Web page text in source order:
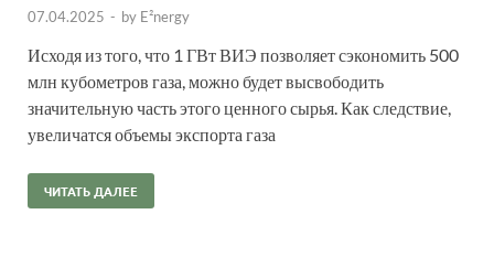
07.04.2025 - by E²nergy
Исходя из того, что 1 ГВт ВИЭ позволяет сэкономить 500
млн кубометров газа, можно будет высвободить
значительную часть этого ценного сырья. Как следствие,
увеличатся объемы экспорта газа
ЧИТАТЬ ДАЛЕЕ